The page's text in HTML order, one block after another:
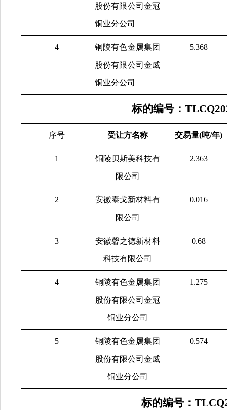
股份有限公司金冠
铜业分公司
4 铜陵有色金属集团
股份有限公司金威
铜业分公司
5.368
标的编号：
序号 受让方名称 交易量(吨/年)
1 铜陵贝斯美科技有
限公司
2.363
2 安徽泰戈新材料有
限公司
0.016
3 安徽馨之德新材料
科技有限公司
0.68
4 铜陵有色金属集团
股份有限公司金冠
铜业分公司
1.275
5 铜陵有色金属集团
股份有限公司金威
铜业分公司
0.574
标的编号：